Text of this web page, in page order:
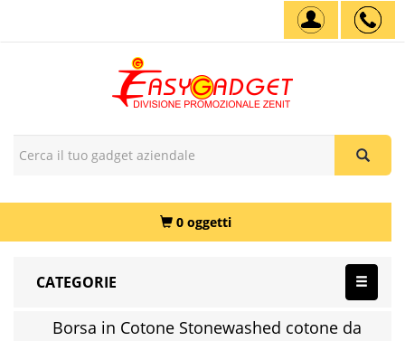
0 oggetti
CATEGORIE
Borsa in Cotone Stonewashed cotone da